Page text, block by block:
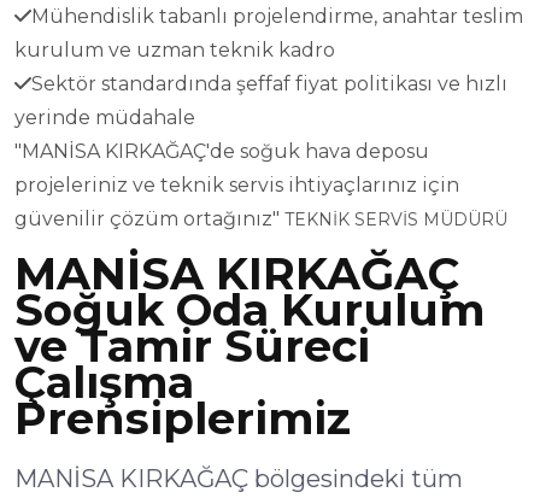
Mühendislik tabanlı projelendirme, anahtar teslim
kurulum ve uzman teknik kadro
Sektör standardında şeffaf fiyat politikası ve hızlı
yerinde müdahale
"MANİSA KIRKAĞAÇ'de soğuk hava deposu
projeleriniz ve teknik servis ihtiyaçlarınız için
güvenilir çözüm ortağınız" TEKNİK SERVİS MÜDÜRÜ
MANİSA KIRKAĞAÇ
Soğuk Oda Kurulum
ve Tamir Süreci
Çalışma
Prensiplerimiz
MANİSA KIRKAĞAÇ bölgesindeki tüm